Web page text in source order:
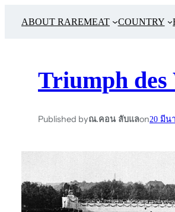
ABOUT RAREMEAT COUNTRY
Triumph des
Published byณ.คอน ลับแลon20 มีน